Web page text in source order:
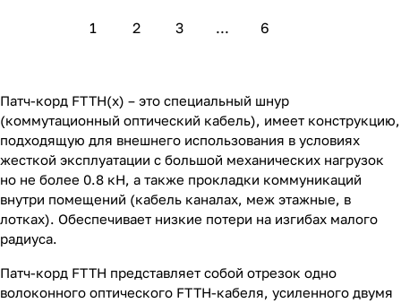
1 2 3 ... 6
Патч-корд FTTH(x) – это специальный шнур
(коммутационный оптический кабель), имеет конструкцию,
подходящую для внешнего использования в условиях
жесткой эксплуатации с большой механических нагрузок
но не более 0.8 кН, а также прокладки коммуникаций
внутри помещений (кабель каналах, меж этажные, в
лотках). Обеспечивает низкие потери на изгибах малого
радиуса.
Патч-корд FTTH представляет собой отрезок одно
волоконного оптического FTTH-кабеля, усиленного двумя